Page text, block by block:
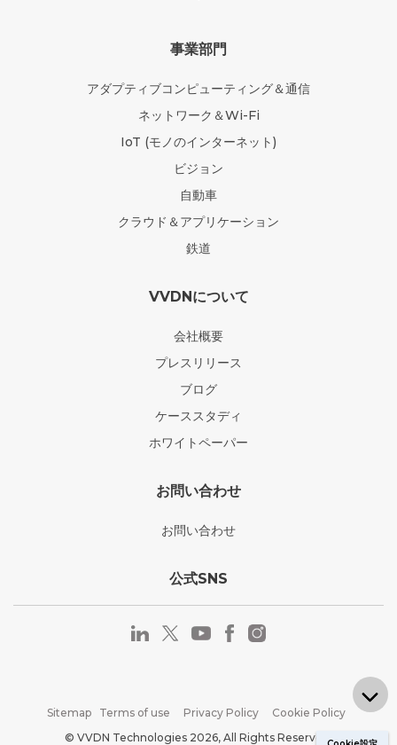
事業部門
アダプティブコンピューティング＆通信
ネットワーク＆Wi-Fi
IoT (モノのインターネット)
ビジョン
自動車
クラウド＆アプリケーション
鉄道
VVDNについて
会社概要
プレスリリース
ブログ
ケーススタディ
ホワイトペーパー
お問い合わせ
お問い合わせ
公式SNS
Sitemap Terms of use Privacy Policy
Cookie Policy
© VVDN Technologies 2026, All Rights Reserved.